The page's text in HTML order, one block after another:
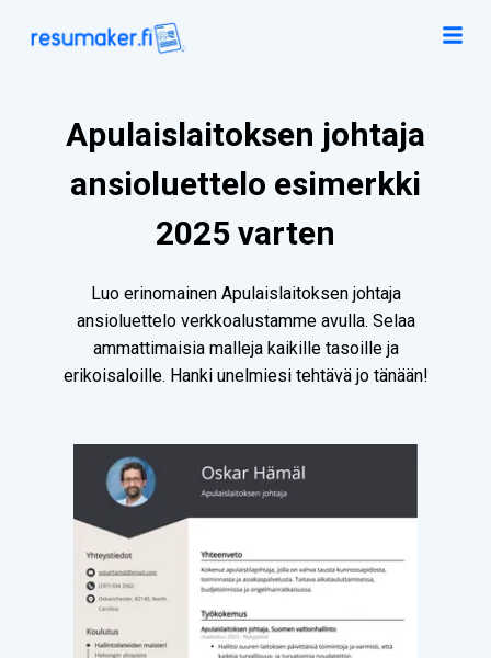
Apulaislaitoksen johtaja
ansioluettelo esimerkki
2025 varten
Luo erinomainen Apulaislaitoksen johtaja
ansioluettelo verkkoalustamme avulla. Selaa
ammattimaisia malleja kaikille tasoille ja
erikoisaloille. Hanki unelmiesi tehtävä jo tänään!